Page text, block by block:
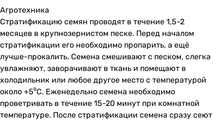
Агротехника
Стратификацию семян проводят в течение 1,5-2
месяцев в крупнозернистом песке. Перед началом
стратификации его необходимо пропарить, а ещё
лучше-прокалить. Семена смешивают с песком, слегка
увлажняют, заворачивают в ткань и помещают в
холодильник или любое другое место с температурой
около +5⁰C. Еженедельно семена необходимо
проветривать в течение 15-20 минут при комнатной
температуре. После стратификации семена сразу сеют